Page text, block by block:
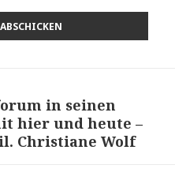
in seinen
hier und heute –
Christiane Wolf